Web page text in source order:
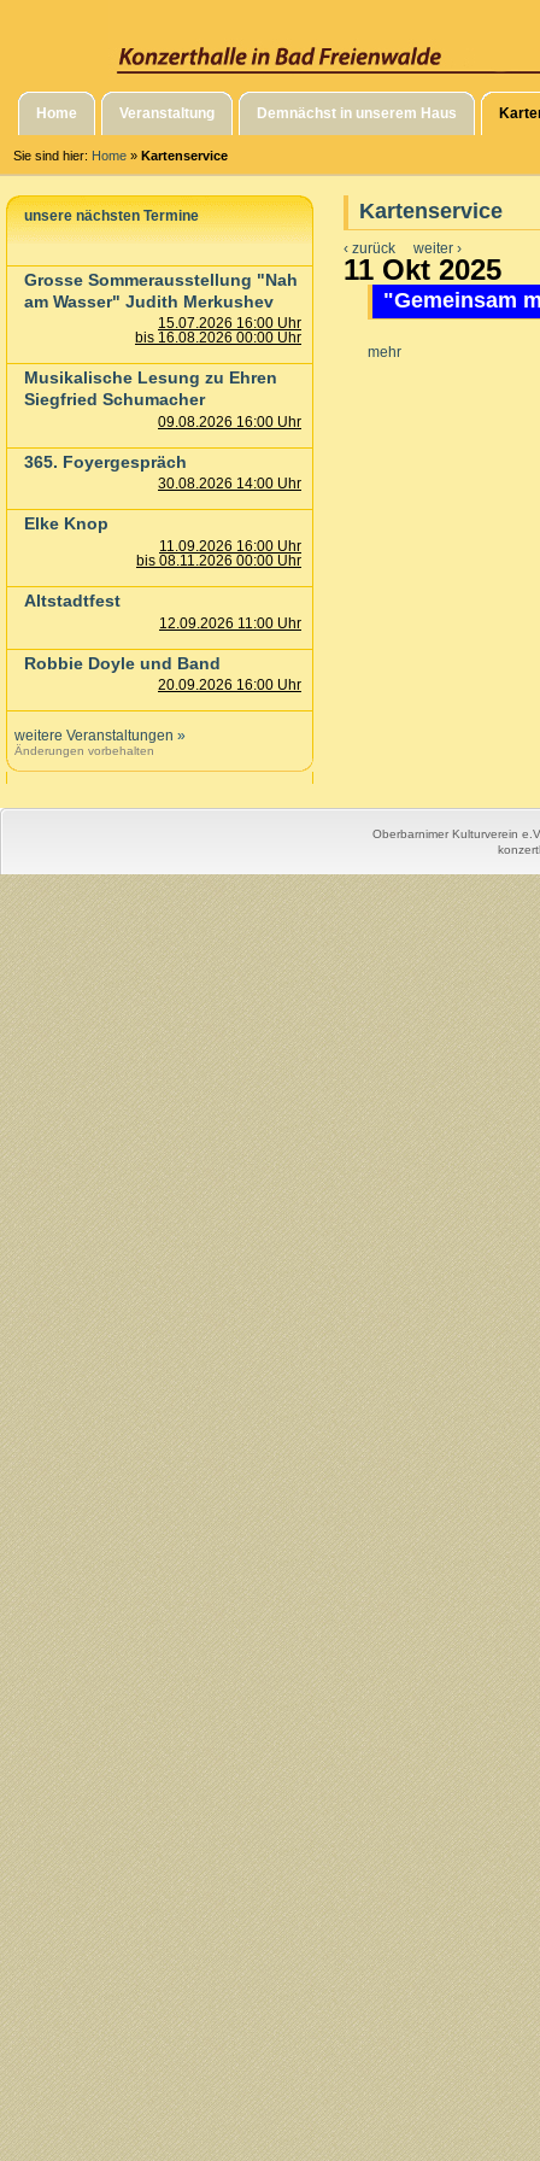
Home Veranstaltung Demnächst in unserem Haus
Sie sind hier: Home» Kartenservice
unsere nächsten Termine
Grosse Sommerausstellung "Nah
am Wasser" Judith Merkushev
15.07.2026 16:00 Uhr
bis 16.08.2026 00:00 Uhr
Musikalische Lesung zu Ehren
Siegfried Schumacher
09.08.2026 16:00 Uhr
365. Foyergespräch
30.08.2026 14:00 Uhr
Elke Knop
11.09.2026 16:00 Uhr
bis 08.11.2026 00:00 Uhr
Altstadtfest
12.09.2026 11:00 Uhr
Robbie Doyle und Band
20.09.2026 16:00 Uhr
weitere Veranstaltungen »
Änderungen vorbehalten
Kartenservice
‹ zurück weiter ›
11 Okt 2025
"Gemeinsam
mehr
Oberbarnimer Kulturverein